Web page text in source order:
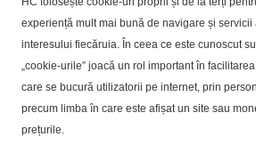
experiență mult mai bună de navigare și servicii
interesului fiecăruia. În ceea ce este cunoscut
„cookie-urile” joacă un rol important în
care se bucură utilizatorii pe internet, prin
precum limba în care este afișat un site sau
prețurile.